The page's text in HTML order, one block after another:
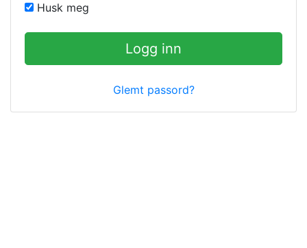
Husk meg
Logg inn
Glemt passord?